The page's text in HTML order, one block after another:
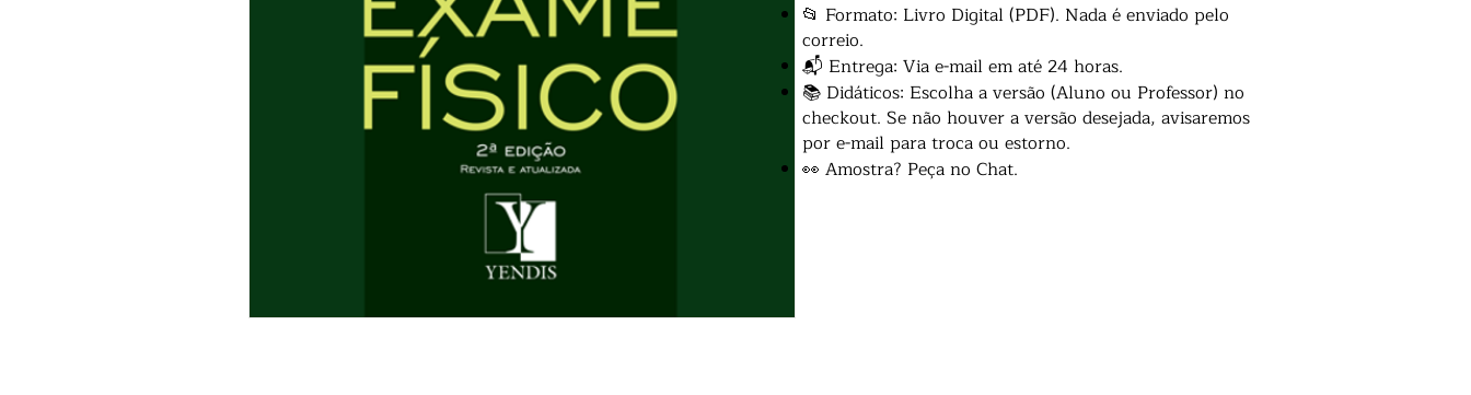
📂 Formato: Livro Digital (PDF). Nada é enviado pelo
correio.
📬 Entrega: Via e-mail em até 24 horas.
📚 Didáticos: Escolha a versão (Aluno ou Professor) no
checkout. Se não houver a versão desejada, avisaremos
por e-mail para troca ou estorno.
👀 Amostra? Peça no Chat.